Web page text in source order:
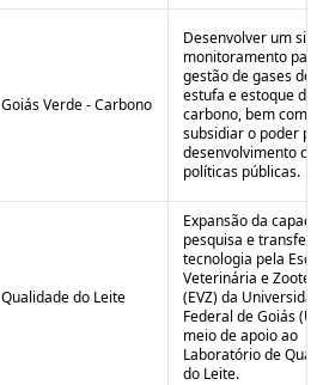
Goiás Verde - Carbono
Desenvolver um
monitoramento
gestão de gases
estufa e estoque de
carbono, bem como
subsidiar o poder
desenvolvimento de
políticas públicas.
Qualidade do Leite
Expansão da
pesquisa e
tecnologia pela
Veterinária e
(EVZ) da
Federal de Goiás
meio de apoio ao
Laboratório de
do Leite.